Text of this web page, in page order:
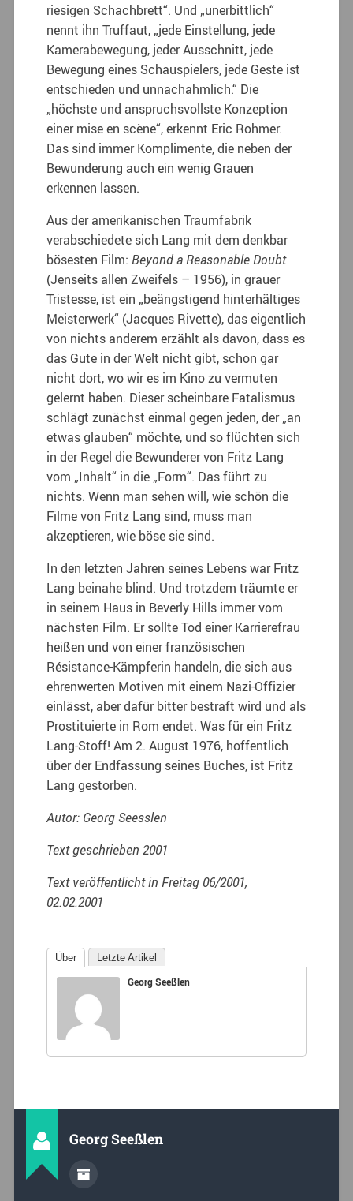
riesigen Schachbrett“. Und „unerbittlich“
nennt ihn Truffaut, „jede Einstellung, jede
Kamerabewegung, jeder Ausschnitt, jede
Bewegung eines Schauspielers, jede Geste ist
entschieden und unnachahmlich.“ Die
„höchste und anspruchsvollste Konzeption
einer mise en scène“, erkennt Eric Rohmer.
Das sind immer Komplimente, die neben der
Bewunderung auch ein wenig Grauen
erkennen lassen.
Aus der amerikanischen Traumfabrik
verabschiedete sich Lang mit dem denkbar
bösesten Film:Beyond a Reasonable Doubt
(Jenseits allen Zweifels – 1956), in grauer
Tristesse, ist ein „beängstigend hinterhältiges
Meisterwerk“ (Jacques Rivette), das eigentlich
von nichts anderem erzählt als davon, dass es
das Gute in der Welt nicht gibt, schon gar
nicht dort, wo wir es im Kino zu vermuten
gelernt haben. Dieser scheinbare Fatalismus
schlägt zunächst einmal gegen jeden, der „an
etwas glauben“ möchte, und so flüchten sich
in der Regel die Bewunderer von Fritz Lang
vom „Inhalt“ in die „Form“. Das führt zu
nichts. Wenn man sehen will, wie schön die
Filme von Fritz Lang sind, muss man
akzeptieren, wie böse sie sind.
In den letzten Jahren seines Lebens war Fritz
Lang beinahe blind. Und trotzdem träumte er
in seinem Haus in Beverly Hills immer vom
nächsten Film. Er sollte Tod einer Karrierefrau
heißen und von einer französischen
Résistance-Kämpferin handeln, die sich aus
ehrenwerten Motiven mit einem Nazi-Offizier
einlässt, aber dafür bitter bestraft wird und als
Prostituierte in Rom endet. Was für ein Fritz
Lang-Stoff! Am 2. August 1976, hoffentlich
über der Endfassung seines Buches, ist Fritz
Lang gestorben.
Autor: Georg Seesslen
Text geschrieben 2001
Text veröffentlicht in Freitag 06/2001,
02.02.2001
Über Letzte Artikel
Georg Seeßlen
Georg Seeßlen